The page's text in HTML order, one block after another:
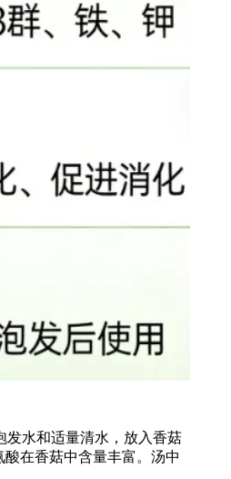
发水和适量清水，放入香菇
在香菇中含量丰富。汤中